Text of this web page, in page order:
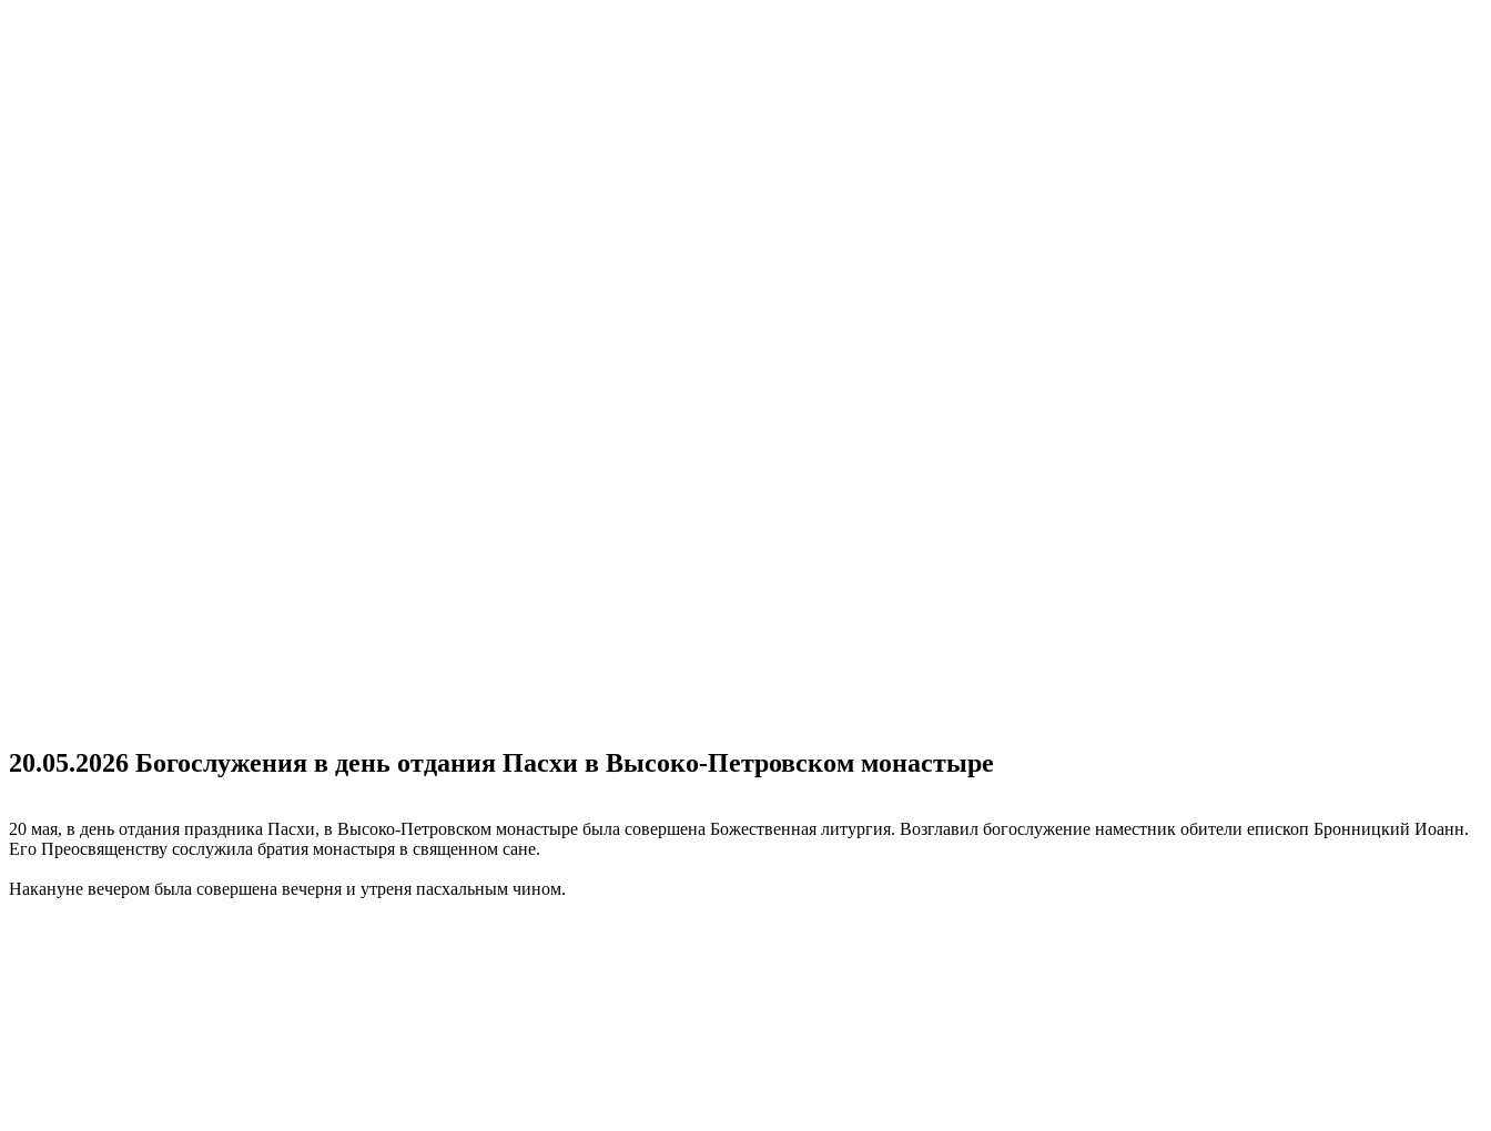
20.05.2026 Богослужения в день отдания Пасхи в Высоко-Петровском монастыре
20 мая, в день отдания праздника Пасхи, в Высоко-Петровском монастыре была совершена Божественная литургия. Возглавил богослужение наместник обители епископ Бронницкий Иоанн.
Его Преосвященству сослужила братия монастыря в священном сане.
Накануне вечером была совершена вечерня и утреня пасхальным чином.